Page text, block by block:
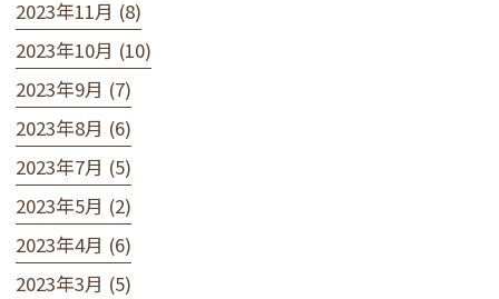
2023年11月 (8)
2023年10月 (10)
2023年9月 (7)
2023年8月 (6)
2023年7月 (5)
2023年5月 (2)
2023年4月 (6)
2023年3月 (5)